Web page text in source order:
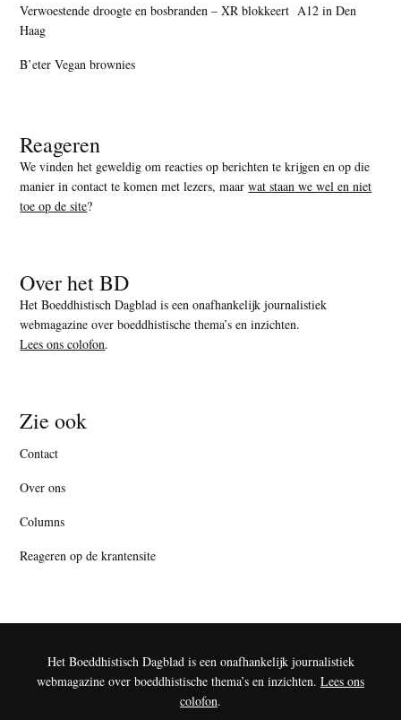
Verwoestende droogte en bosbranden – XR blokkeert A12 in Den
Haag
B’eter Vegan brownies
Reageren
We vinden het geweldig om reacties op berichten te krijgen en op die
manier in contact te komen met lezers, maarwat staan we wel en niet
toe op de site?
Over het BD
Het Boeddhistisch Dagblad is een onafhankelijk journalistiek
webmagazine over boeddhistische thema’s en inzichten.
Lees ons colofon.
Zie ook
Contact
Over ons
Columns
Reageren op de krantensite
Het Boeddhistisch Dagblad is een onafhankelijk journalistiek
webmagazine over boeddhistische thema’s en inzichten. Lees ons
colofon.